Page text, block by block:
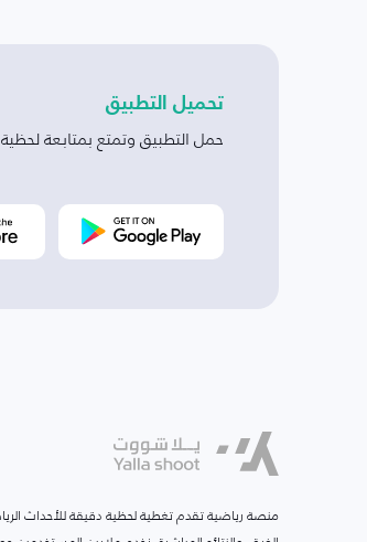
تحميل التطبيق
حمل التطبيق وتمتع بمتابعة
منصة رياضية تقدم تغطية لحظية دقيقة للأحداث